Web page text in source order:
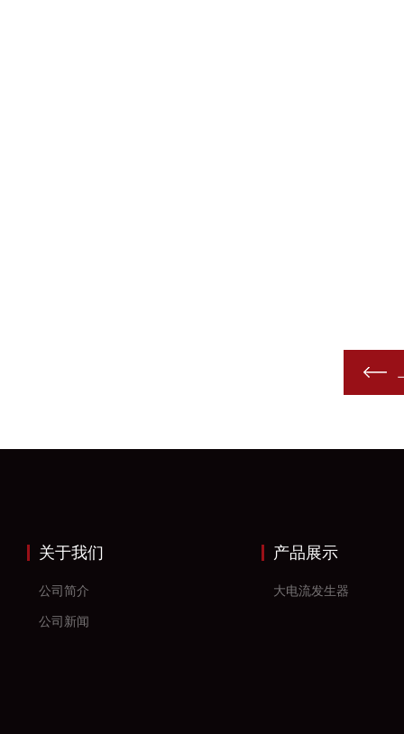
关于我们
公司简介
公司新闻
产品展示
大电流发生器